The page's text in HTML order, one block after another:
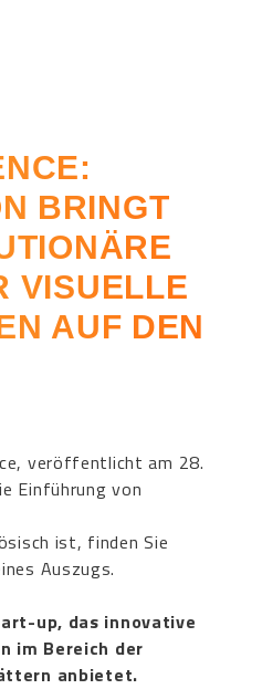
BRINGT
VISUELLE
AUF DEN
veröffentlicht am 28.
Einführung von
ist, finden Sie
Auszugs.
up, das innovative
im Bereich der
anbietet.